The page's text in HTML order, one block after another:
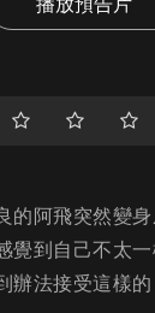
播放預告片
的阿飛突然變
覺到自己不太
辦法接受這樣的